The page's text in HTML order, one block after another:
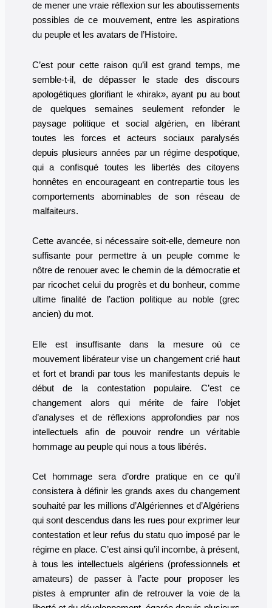
de mener une vraie réflexion sur les aboutissements
possibles de ce mouvement, entre les aspirations
du peuple et les avatars de l’Histoire.
C’est pour cette raison qu’il est grand temps, me
semble-t-il, de dépasser le stade des discours
apologétiques glorifiant le «hirak», ayant pu au bout
de quelques semaines seulement refonder le
paysage politique et social algérien, en libérant
toutes les forces et acteurs sociaux paralysés
depuis plusieurs années par un régime despotique,
qui a confisqué toutes les libertés des citoyens
honnêtes en encourageant en contrepartie tous les
comportements abominables de son réseau de
malfaiteurs.
Cette avancée, si nécessaire soit-elle, demeure non
suffisante pour permettre à un peuple comme le
nôtre de renouer avec le chemin de la démocratie et
par ricochet celui du progrès et du bonheur, comme
ultime finalité de l’action politique au noble (grec
ancien) du mot.
Elle est insuffisante dans la mesure où ce
mouvement libérateur vise un changement crié haut
et fort et brandi par tous les manifestants depuis le
début de la contestation populaire. C’est ce
changement alors qui mérite de faire l’objet
d’analyses et de réflexions approfondies par nos
intellectuels afin de pouvoir rendre un véritable
hommage au peuple qui nous a tous libérés.
Cet hommage sera d’ordre pratique en ce qu’il
consistera à définir les grands axes du changement
souhaité par les millions d’Algériennes et d’Algériens
qui sont descendus dans les rues pour exprimer leur
contestation et leur refus du statu quo imposé par le
régime en place. C’est ainsi qu’il incombe, à présent,
à tous les intellectuels algériens (professionnels et
amateurs) de passer à l’acte pour proposer les
pistes à emprunter afin de retrouver la voie de la